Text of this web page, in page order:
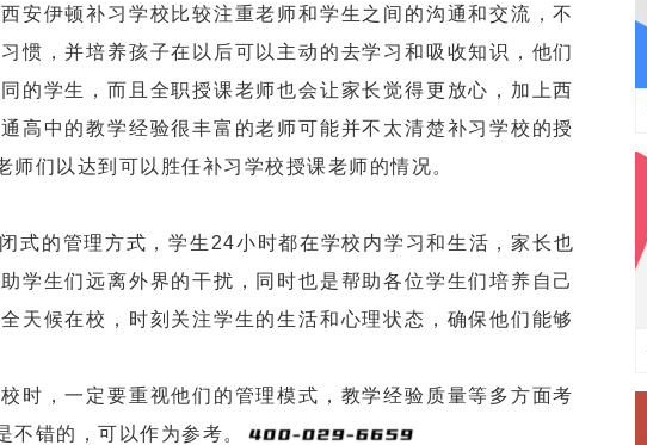
安伊顿补习学校比较注重老师和学生之间的沟通和交流，不
惯，并培养孩子在以后可以主动的去学习和吸收知识，他们
的学生，而且全职授课老师也会让家长觉得更放心，加上西
高中的教学经验很丰富的老师可能并不太清楚补习学校的授
们以达到可以胜任补习学校授课老师的情况。
的管理方式，学生24小时都在学校内学习和生活，家长也
学生们远离外界的干扰，同时也是帮助各位学生们培养自己
天候在校，时刻关注学生的生活和心理状态，确保他们能够
，一定要重视他们的管理模式，教学经验质量等多方面考
错的，可以作为参考。